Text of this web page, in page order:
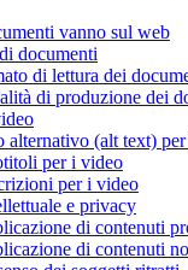
vanno sul web
documenti
di lettura dei
di produzione dei
alternativo (alt text)
per i video
per i video
e privacy
di contenuti
di contenuti